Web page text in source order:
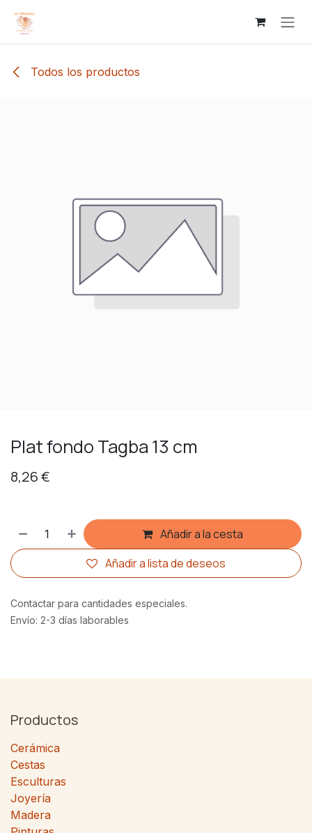
Todos los productos
Plat fondo Tagba 13 cm
8,26€
Añadir a la cesta
Añadir a lista de deseos
Contactar para cantidades especiales.
Envío: 2-3 días laborables
Productos
Cerámica
Cestas
Esculturas
Joyería
Madera